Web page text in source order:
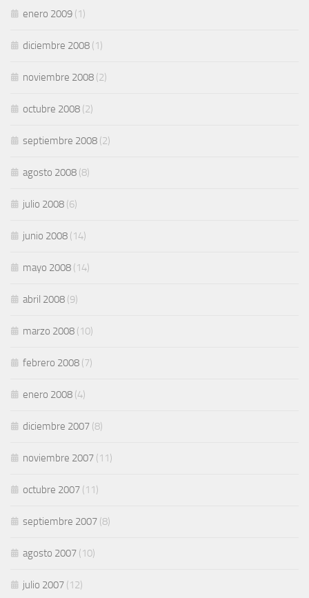
enero 2009 (1)
diciembre 2008 (1)
noviembre 2008 (2)
octubre 2008 (2)
septiembre 2008 (2)
agosto 2008 (8)
julio 2008 (6)
junio 2008 (14)
mayo 2008 (14)
abril 2008 (9)
marzo 2008 (10)
febrero 2008 (7)
enero 2008 (4)
diciembre 2007 (8)
noviembre 2007 (11)
octubre 2007 (11)
septiembre 2007 (8)
agosto 2007 (10)
julio 2007 (12)